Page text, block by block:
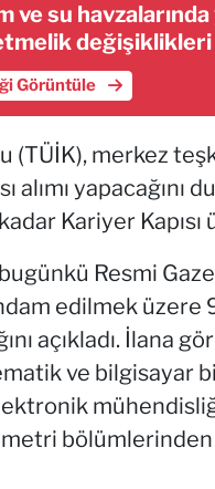
ve su
Görüntüle
(TÜİK), merkez
alımı yapacağını
Kariyer Kapısı
Resmi
edilmek üzere
açıkladı. İlana
ve bilgisayar
bölümlerinden